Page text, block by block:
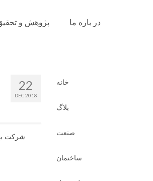
پژوهش و
در باره ما
22
DEC 2018
شرکت
خانه
بلاگ
صنعت
ساختمان